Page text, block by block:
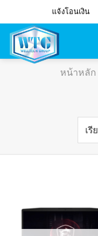
to
content
แจ้งโอนเงิน
หน้าหลัก